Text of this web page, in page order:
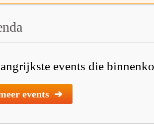
events die
events ➔